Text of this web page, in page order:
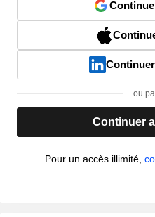
ou
Continuer
Pour un accès illimité,